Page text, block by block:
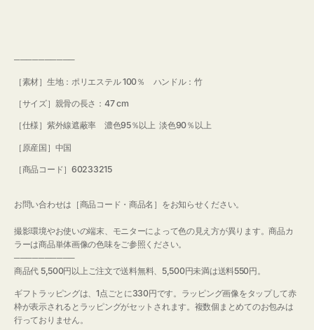
──────────
［素材］生地：ポリエステル 100％ ハンドル：竹
［サイズ］親骨の長さ：47 cm
［仕様］紫外線遮蔽率 濃色95％以上 淡色90％以上
［原産国］中国
［商品コード］60233215
お問い合わせは［商品コード・商品名］をお知らせください。
撮影環境やお使いの端末、モニターによって色の見え方が異ります。商品カ
ラーは商品単体画像の色味をご参照ください。
──────────
商品代 5,500円以上ご注文で送料無料、5,500円未満は送料550円。
ギフトラッピングは、1点ごとに330円です。ラッピング画像をタップして赤
枠が表示されるとラッピングがセットされます。複数個まとめてのお包みは
行っておりません。